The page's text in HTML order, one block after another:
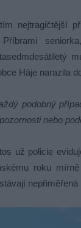
nejtragičtější
Háje narazila
podobný
nebo
už policie
roku